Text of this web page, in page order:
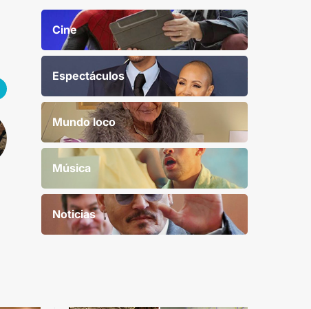
Cine
Espectáculos
Mundo loco
Música
Noticias